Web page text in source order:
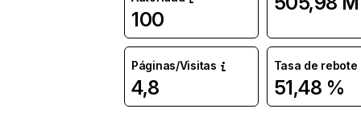
100
Páginas/Visitas
4,8
Tasa de rebote
51,48 %